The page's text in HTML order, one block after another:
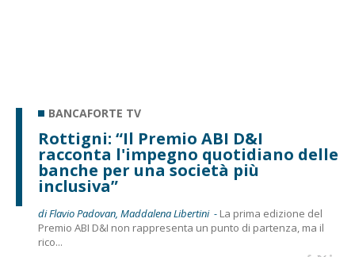
BANCAFORTE TV
Rottigni: “Il Premio ABI D&I
racconta l'impegno quotidiano delle
banche per una società più
inclusiva”
di Flavio Padovan, Maddalena Libertini - La prima edizione del
Premio ABI D&I non rappresenta un punto di partenza, ma il
rico...